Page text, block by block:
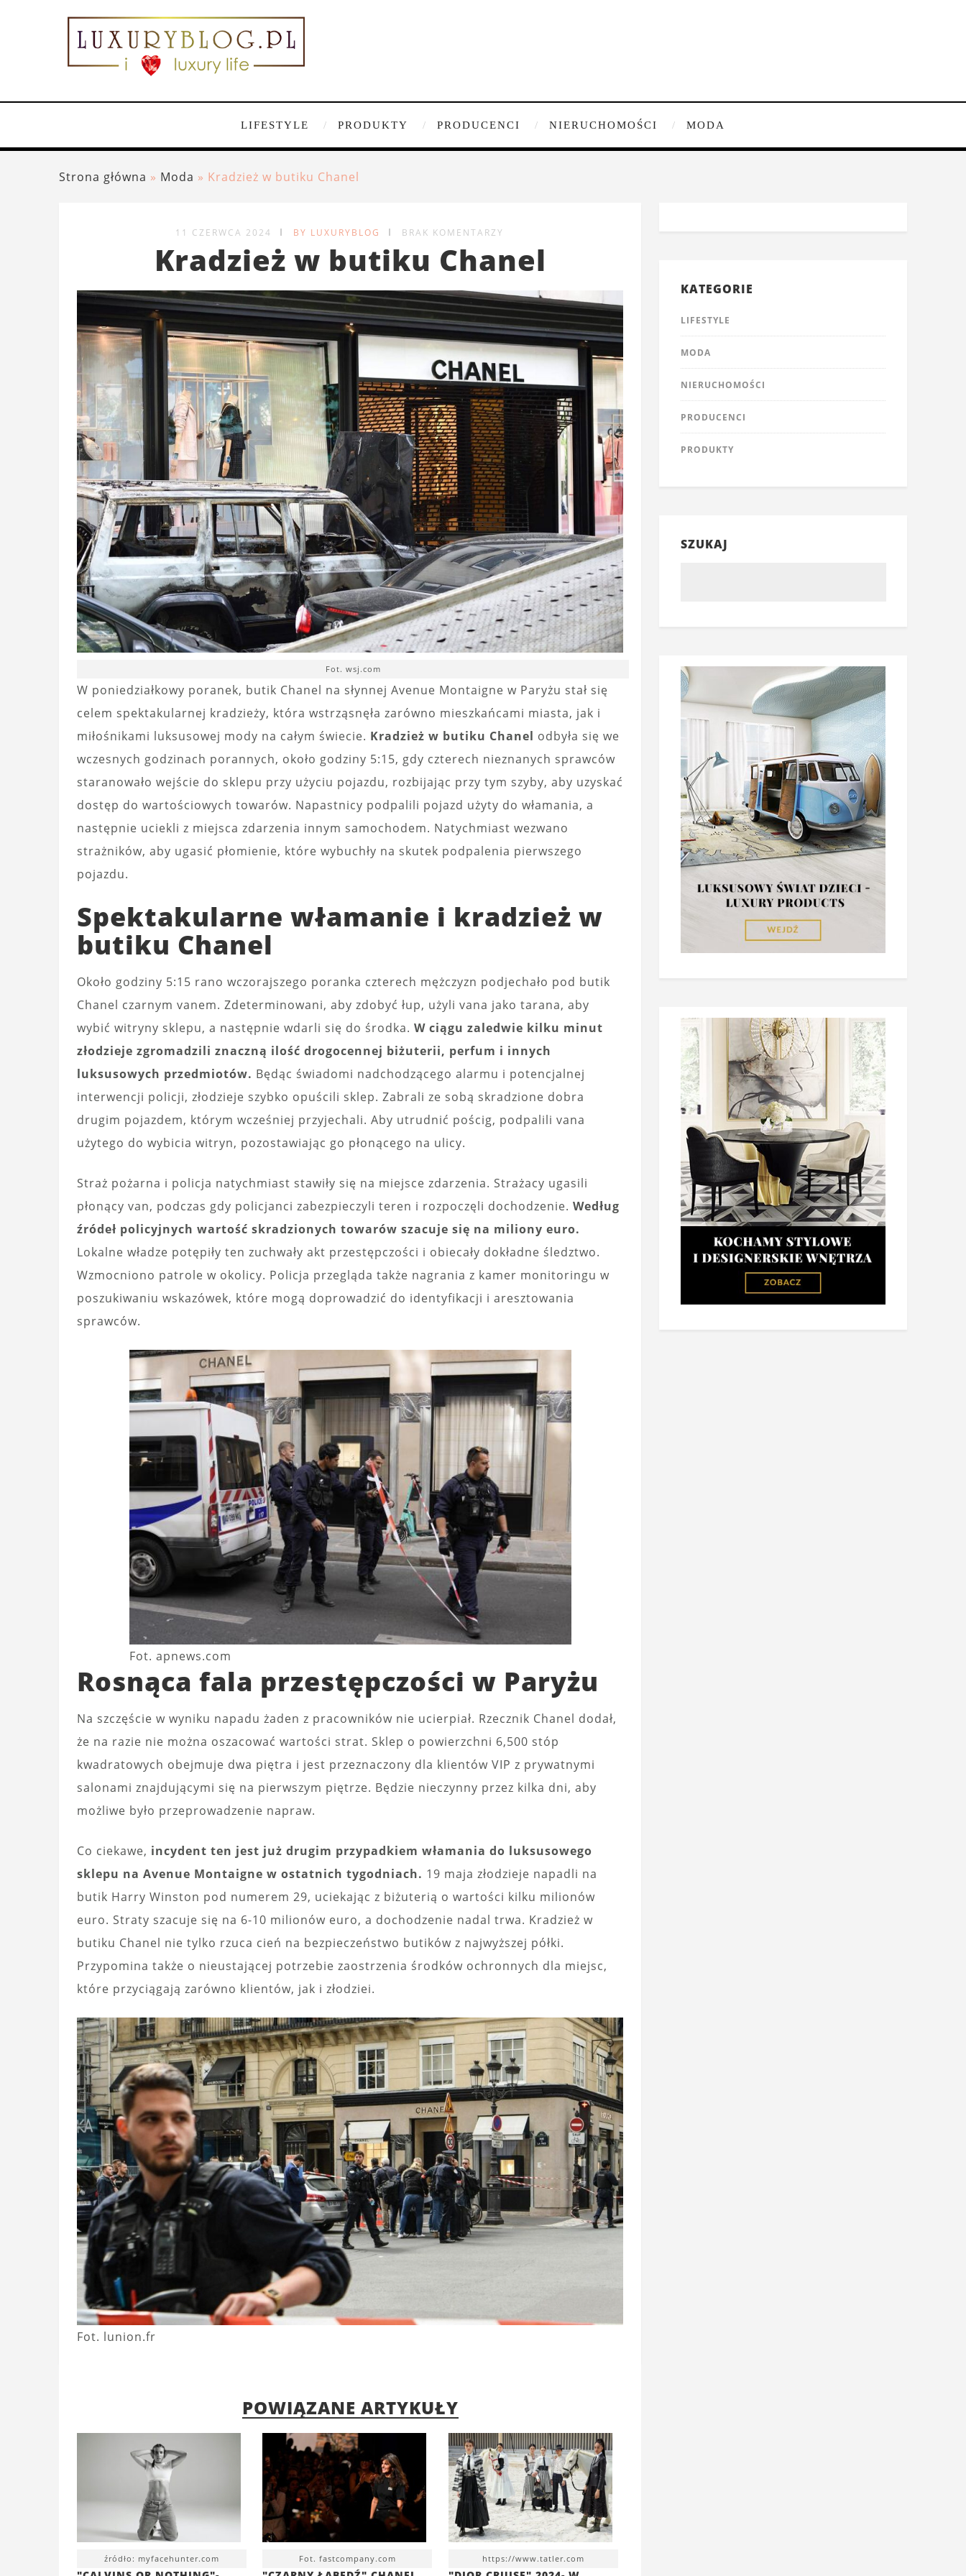
LIFESTYLE PRODUKTY PRODUCENCI NIERUCHOMOŚCI MODA
Strona główna » Moda » Kradzież w butiku Chanel
11 CZERWCA 2024 BY LUXURYBLOG BRAK KOMENTARZY
Kradzież w butiku Chanel
Fot. wsj.com
W poniedziałkowy poranek, butik Chanel na słynnej Avenue Montaigne w Paryżu stał się
celem spektakularnej kradzieży, która wstrząsnęła zarówno mieszkańcami miasta, jak i
miłośnikami luksusowej mody na całym świecie. Kradzież w butiku Chanel odbyła się we
wczesnych godzinach porannych, około godziny 5:15, gdy czterech nieznanych sprawców
staranowało wejście do sklepu przy użyciu pojazdu, rozbijając przy tym szyby, aby uzyskać
dostęp do wartościowych towarów. Napastnicy podpalili pojazd użyty do włamania, a
następnie uciekli z miejsca zdarzenia innym samochodem. Natychmiast wezwano
strażników, aby ugasić płomienie, które wybuchły na skutek podpalenia pierwszego
pojazdu.
Spektakularne włamanie i kradzież w
butiku Chanel
Około godziny 5:15 rano wczorajszego poranka czterech mężczyzn podjechało pod butik
Chanel czarnym vanem. Zdeterminowani, aby zdobyć łup, użyli vana jako tarana, aby
wybić witryny sklepu, a następnie wdarli się do środka. W ciągu zaledwie kilku minut
złodzieje zgromadzili znaczną ilość drogocennej biżuterii, perfum i innych
luksusowych przedmiotów. Będąc świadomi nadchodzącego alarmu i potencjalnej
interwencji policji, złodzieje szybko opuścili sklep. Zabrali ze sobą skradzione dobra
drugim pojazdem, którym wcześniej przyjechali. Aby utrudnić pościg, podpalili vana
użytego do wybicia witryn, pozostawiając go płonącego na ulicy.
Straż pożarna i policja natychmiast stawiły się na miejsce zdarzenia. Strażacy ugasili
płonący van, podczas gdy policjanci zabezpieczyli teren i rozpoczęli dochodzenie. Według
źródeł policyjnych wartość skradzionych towarów szacuje się na miliony euro.
Lokalne władze potępiły ten zuchwały akt przestępczości i obiecały dokładne śledztwo.
Wzmocniono patrole w okolicy. Policja przegląda także nagrania z kamer monitoringu w
poszukiwaniu wskazówek, które mogą doprowadzić do identyfikacji i aresztowania
sprawców.
Fot. apnews.com
Rosnąca fala przestępczości w Paryżu
Na szczęście w wyniku napadu żaden z pracowników nie ucierpiał. Rzecznik Chanel dodał,
że na razie nie można oszacować wartości strat. Sklep o powierzchni 6,500 stóp
kwadratowych obejmuje dwa piętra i jest przeznaczony dla klientów VIP z prywatnymi
salonami znajdującymi się na pierwszym piętrze. Będzie nieczynny przez kilka dni, aby
możliwe było przeprowadzenie napraw.
Co ciekawe, incydent ten jest już drugim przypadkiem włamania do luksusowego
sklepu na Avenue Montaigne w ostatnich tygodniach. 19 maja złodzieje napadli na
butik Harry Winston pod numerem 29, uciekając z biżuterią o wartości kilku milionów
euro. Straty szacuje się na 6-10 milionów euro, a dochodzenie nadal trwa. Kradzież w
butiku Chanel nie tylko rzuca cień na bezpieczeństwo butików z najwyższej półki.
Przypomina także o nieustającej potrzebie zaostrzenia środków ochronnych dla miejsc,
które przyciągają zarówno klientów, jak i złodziei.
Fot. lunion.fr
POWIĄZANE ARTYKUŁY
źródło: myfacehunter.com Fot. fastcompany.com https://www.tatler.com
KATEGORIE
LIFESTYLE
MODA
NIERUCHOMOŚCI
PRODUCENCI
PRODUKTY
SZUKAJ